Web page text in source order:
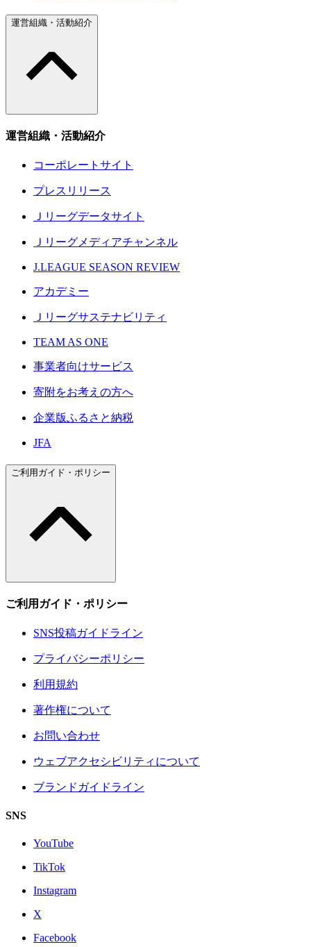
運営組織・活動紹介
運営組織・活動紹介
コーポレートサイト
プレスリリース
Ｊリーグデータサイト
Ｊリーグメディアチャンネル
J.LEAGUE SEASON REVIEW
アカデミー
Ｊリーグサステナビリティ
TEAM AS ONE
事業者向けサービス
寄附をお考えの方へ
企業版ふるさと納税
JFA
ご利用ガイド・ポリシー
ご利用ガイド・ポリシー
SNS投稿ガイドライン
プライバシーポリシー
利用規約
著作権について
お問い合わせ
ウェブアクセシビリティについて
ブランドガイドライン
SNS
YouTube
TikTok
Instagram
X
Facebook